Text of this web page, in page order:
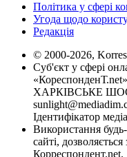
Політика у сфері
Угода щодо
Редакція
© 2000-2026,
Суб'єкт у сфері
ХАРКІВСЬКЕ
Ідентифікатор
Використання
сайті,
Корреспондент.net.